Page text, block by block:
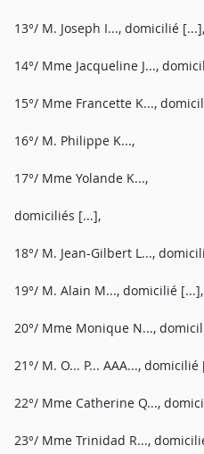
13°/ M. Joseph I..., domicilié [...],
14°/ Mme Jacqueline J...,
15°/ Mme Francette K...,
16°/ M. Philippe K...,
17°/ Mme Yolande K...,
domiciliés [...],
18°/ M. Jean-Gilbert L...,
19°/ M. Alain M..., domicilié [...],
20°/ Mme Monique N...,
21°/ M. O... P... AAA..., domicilié
22°/ Mme Catherine Q...,
23°/ Mme Trinidad R...,